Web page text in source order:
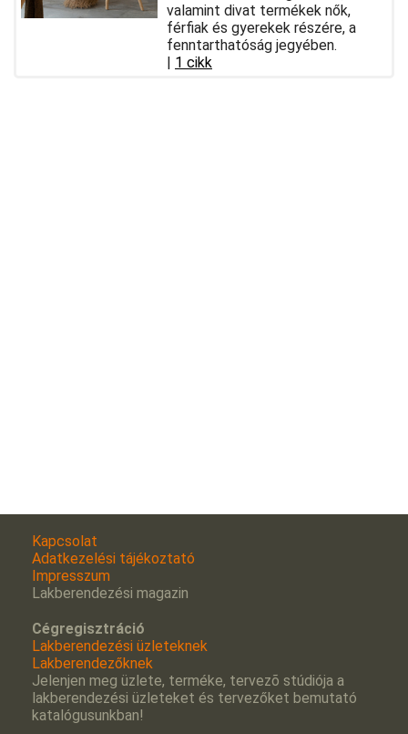
valamint divat termékek nők,
férfiak és gyerekek részére, a
fenntarthatóság jegyében.
| 1 cikk
Kapcsolat
Adatkezelési tájékoztató
Impresszum
Lakberendezési magazin
Cégregisztráció
Lakberendezési üzleteknek
Lakberendezőknek
Jelenjen meg üzlete, terméke, tervezõ stúdiója a
lakberendezési üzleteket és tervezőket bemutató
katalógusunkban!